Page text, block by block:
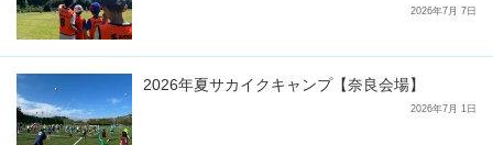
2026年7月 7日
2026年夏サカイクキャンプ【奈良会場】
2026年7月 1日